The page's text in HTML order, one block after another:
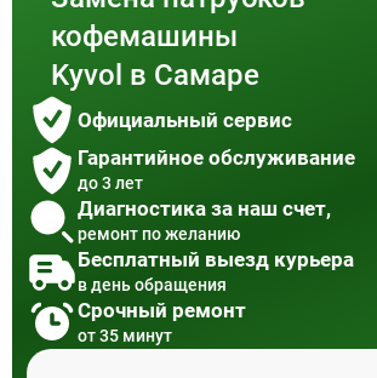
кофемашины
Kyvol в Самаре
Официальный сервис
Гарантийное обслуживание
до 3 лет
Диагностика за наш счет,
ремонт по желанию
Бесплатный выезд курьера
в день обращения
Срочный ремонт
от 35 минут